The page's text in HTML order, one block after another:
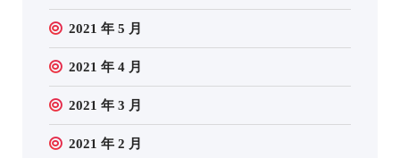
2021 年 5 月
2021 年 4 月
2021 年 3 月
2021 年 2 月